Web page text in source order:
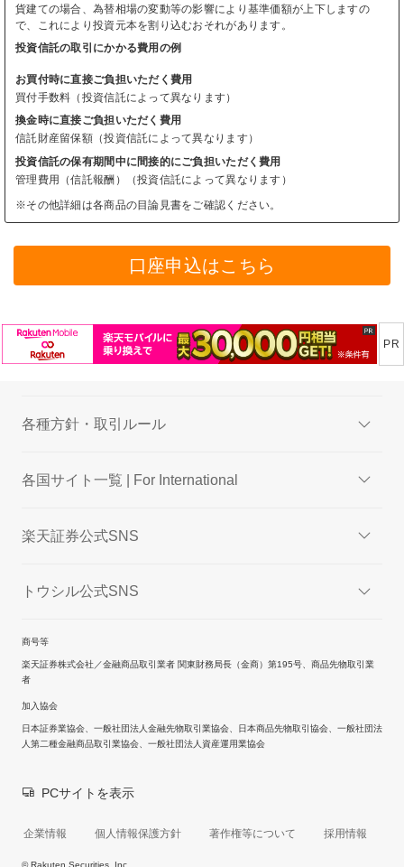
貨建ての場合、為替相場の変動等の影響により基準価額が上下しますの
で、これにより投資元本を割り込むおそれがあります。
投資信託の取引にかかる費用の例
お買付時に直接ご負担いただく費用
買付手数料（投資信託によって異なります）
換金時に直接ご負担いただく費用
信託財産留保額（投資信託によって異なります）
投資信託の保有期間中に間接的にご負担いただく費用
管理費用（信託報酬）（投資信託によって異なります）
※その他詳細は各商品の目論見書をご確認ください。
口座申込はこちら
各種方針・取引ルール
各国サイト一覧 | For International
楽天証券公式SNS
トウシル公式SNS
商号等
楽天証券株式会社／金融商品取引業者 関東財務局長（金商）第195号、商品先物取引業
者
加入協会
日本証券業協会、一般社団法人金融先物取引業協会、日本商品先物取引協会、一般社団法
人第二種金融商品取引業協会、一般社団法人資産運用業協会
PCサイトを表示
企業情報 個人情報保護方針 著作権等について 採用情報
© Rakuten Securities, Inc.